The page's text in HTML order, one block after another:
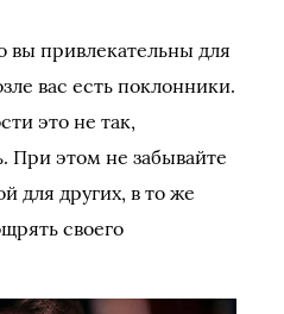
вы привлекательны для
вас есть поклонники.
это не так,
При этом не забывайте
для других, в то же
своего